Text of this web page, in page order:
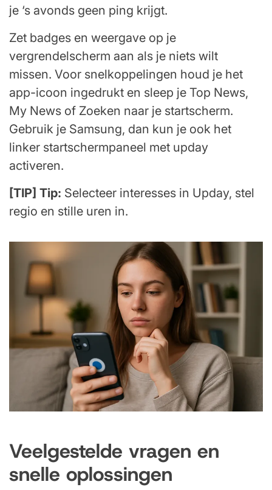
je ‘s avonds geen ping krijgt.
Zet badges en weergave op je
vergrendelscherm aan als je niets wilt
missen. Voor snelkoppelingen houd je het
app-icoon ingedrukt en sleep je Top News,
My News of Zoeken naar je startscherm.
Gebruik je Samsung, dan kun je ook het
linker startschermpaneel met upday
activeren.
[TIP] Tip: Selecteer interesses in Upday, stel
regio en stille uren in.
Veelgestelde vragen en
snelle oplossingen